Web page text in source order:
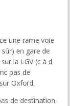
une rame voie
en gare de
la LGV (c à d
pas de
Oxford.
de destination